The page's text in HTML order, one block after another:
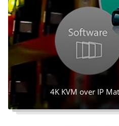
4K KVM over IP